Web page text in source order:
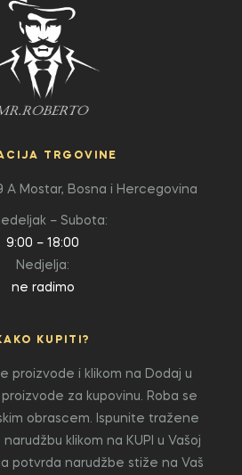
TRGOVINE
A Mostar, Bosna i Hercegovina
– Subota:
9:00 – 18:00
Nedjelja:
ne radimo
KUPITI?
proizvode i klikom na Dodaj u
za kupovinu. Roba se
obrascem. Ispunite tražene
klikom na KUPI u Vašoj
potvrda narudžbe stiže na Vaš